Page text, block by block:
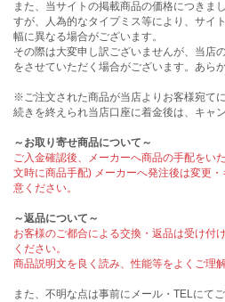
また、当サイトの掲載商品の価格につきま
すが、人為的なタイプミス等により、サイ
幅に異なる場合がございます。
その際は大変申し訳ございませんが、当店
をさせていただく場合がございます。あら
※ご注文された商品が当店よりお客様宛て
続きを終えられ当店口座に着金後は、キャ
～お取り寄せ商品について～
ご入金確認後、メーカーへ商品の手配をい
文時に商品手配) メーカーへ発注後は変更
意ください。
～返品について～
お客様のご都合による交換・返品は受け付
ください。
商品説明文を良く読み、性能等をよくご理
また、不明な点は事前にメール・TELにて